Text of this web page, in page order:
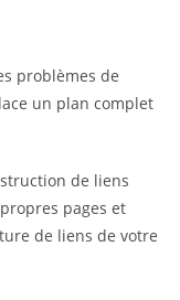
problèmes de
un plan complet
de liens
pages et
de liens de votre